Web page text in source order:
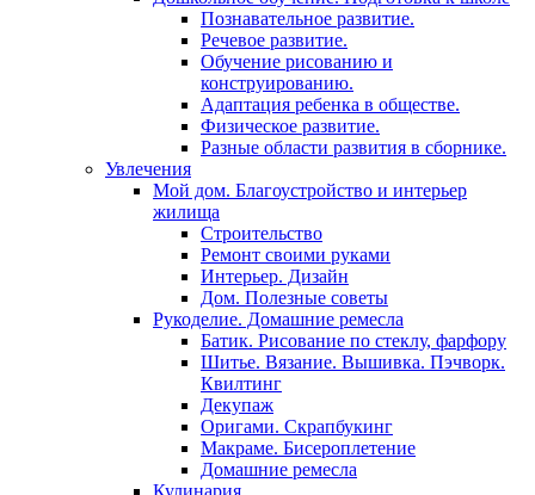
Познавательное развитие.
Речевое развитие.
Обучение рисованию и
конструированию.
Адаптация ребенка в обществе.
Физическое развитие.
Разные области развития в сборнике.
Увлечения
Мой дом. Благоустройство и интерьер
жилища
Строительство
Ремонт своими руками
Интерьер. Дизайн
Дом. Полезные советы
Рукоделие. Домашние ремесла
Батик. Рисование по стеклу, фарфору
Шитье. Вязание. Вышивка. Пэчворк.
Квилтинг
Декупаж
Оригами. Скрапбукинг
Макраме. Бисероплетение
Домашние ремесла
Кулинария